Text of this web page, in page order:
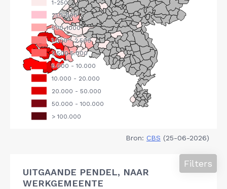
Bron: CBS (25-06-2026)
UITGAANDE PENDEL, NAAR
WERKGEMEENTE
Filters